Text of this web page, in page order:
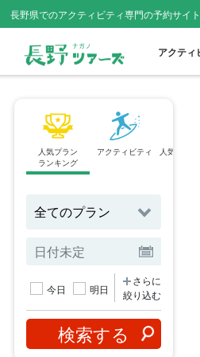
長野県でのアクティビティ専門の予約サイト
アクティ
人気プラン
ランキング
アクティビティ
人気スポ
今日 明日
さらに
絞り込む